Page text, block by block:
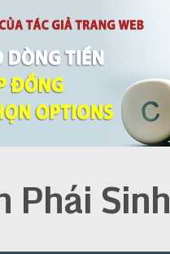
Phái Sinh